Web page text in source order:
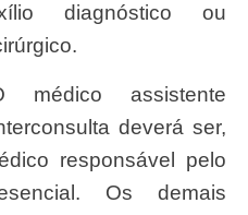
diagnóstico ou
deverá ser,
responsável pelo
Os demais